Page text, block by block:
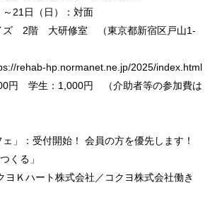
～21日（日）：対面
ズ 2階 大研修室 （東京都新宿区戸山1-
rehab-hp.normanet.ne.jp/2025/index.html
円 学生：1,000円 （介助者等の参加費は
」：受付開始！ 会員の方を優先します！
くる」
Ｋハート株式会社／コクヨ株式会社働き